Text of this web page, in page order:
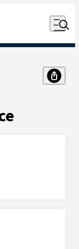
Åben
Udfør søgning